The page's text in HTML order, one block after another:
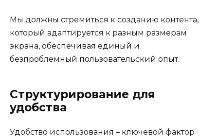
Мы должны стремиться к созданию контента,
который адаптируется к разным размерам
экрана, обеспечивая единый и
безпроблемный пользовательский опыт.
Структурирование для
удобства
Удобство использования – ключевой фактор